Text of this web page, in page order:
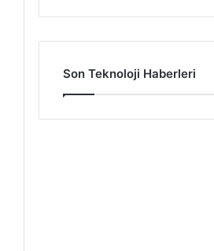
Son Teknoloji Haberleri